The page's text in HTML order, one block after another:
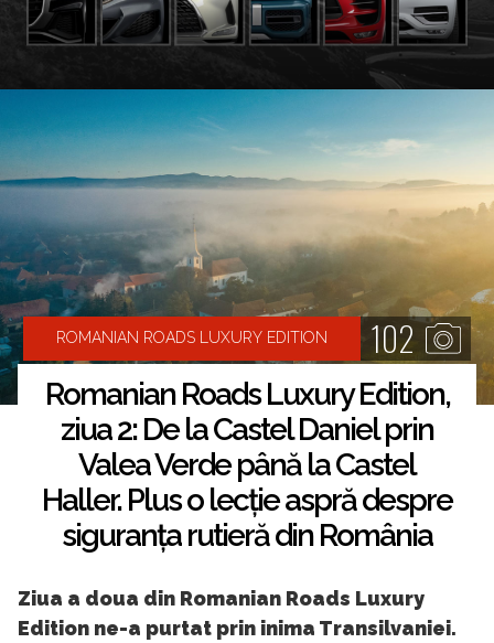
ROMANIAN ROADS LUXURY EDITION 102
Romanian Roads Luxury Edition,
ziua 2: De la Castel Daniel prin
Valea Verde până la Castel
Haller. Plus o lecție aspră despre
siguranța rutieră din România
Ziua a doua din Romanian Roads Luxury
Edition ne-a purtat prin inima Transilvaniei.